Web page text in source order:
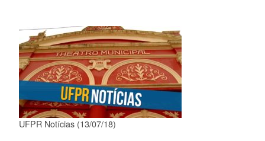
UFPR Notícias (13/07/18)